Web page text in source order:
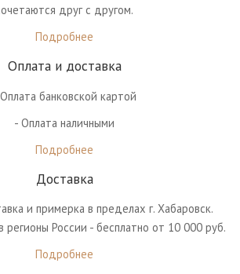
друг с другом.
Подробнее
Оплата и доставка
банковской картой
- Оплата наличными
Подробнее
Доставка
и примерка в пределах г. Хабаровск.
регионы России - бесплатно от 10 000 руб.
Подробнее